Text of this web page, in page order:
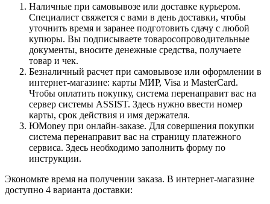
Наличные при самовывозе или доставке курьером.
Специалист свяжется с вами в день доставки, чтобы
уточнить время и заранее подготовить сдачу с любой
купюры. Вы подписываете товаросопроводительные
документы, вносите денежные средства, получаете
товар и чек.
Безналичный расчет при самовывозе или оформлении в
интернет-магазине: карты МИР, Visa и MasterCard.
Чтобы оплатить покупку, система перенаправит вас на
сервер системы ASSIST. Здесь нужно ввести номер
карты, срок действия и имя держателя.
ЮMoney при онлайн-заказе. Для совершения покупки
система перенаправит вас на страницу платежного
сервиса. Здесь необходимо заполнить форму по
инструкции.
Экономьте время на получении заказа. В интернет-магазине
доступно 4 варианта доставки: